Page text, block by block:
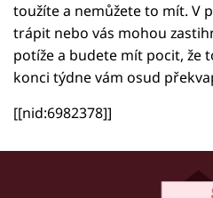
toužíte a nemůžete to mít. V
trápit nebo vás mohou
potíže a budete mít pocit, že
konci týdne vám osud
[[nid:6982378]]